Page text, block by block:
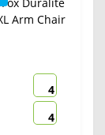
4
4